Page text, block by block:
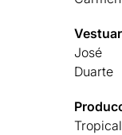
José
Duarte
Tropical